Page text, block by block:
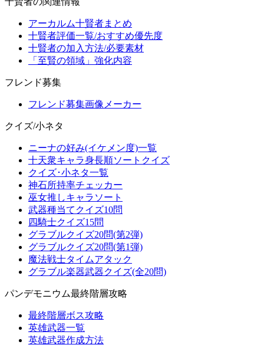
アーカルム十賢者まとめ
十賢者評価一覧/おすすめ優先度
十賢者の加入方法/必要素材
「至賢の領域」強化内容
フレンド募集
フレンド募集画像メーカー
クイズ/小ネタ
ニーナの好み(イケメン度)一覧
十天衆キャラ身長順ソートクイズ
クイズ･小ネタ一覧
神石所持率チェッカー
巫女推しキャラソート
武器種当てクイズ10問
四騎士クイズ15問
グラブルクイズ20問(第2弾)
グラブルクイズ20問(第1弾)
魔法戦士タイムアタック
グラブル楽器武器クイズ(全20問)
パンデモニウム最終階層攻略
最終階層ボス攻略
英雄武器一覧
英雄武器作成方法